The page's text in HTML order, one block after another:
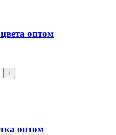
оптом
оптом